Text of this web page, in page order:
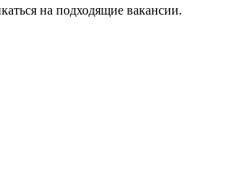
на подходящие вакансии.